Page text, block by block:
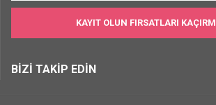
KAYIT OLUN FIRSATLARI
BİZİ TAKİP EDİN